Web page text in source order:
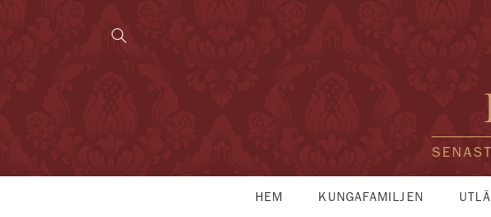
HEM KUNGAFAMILJEN